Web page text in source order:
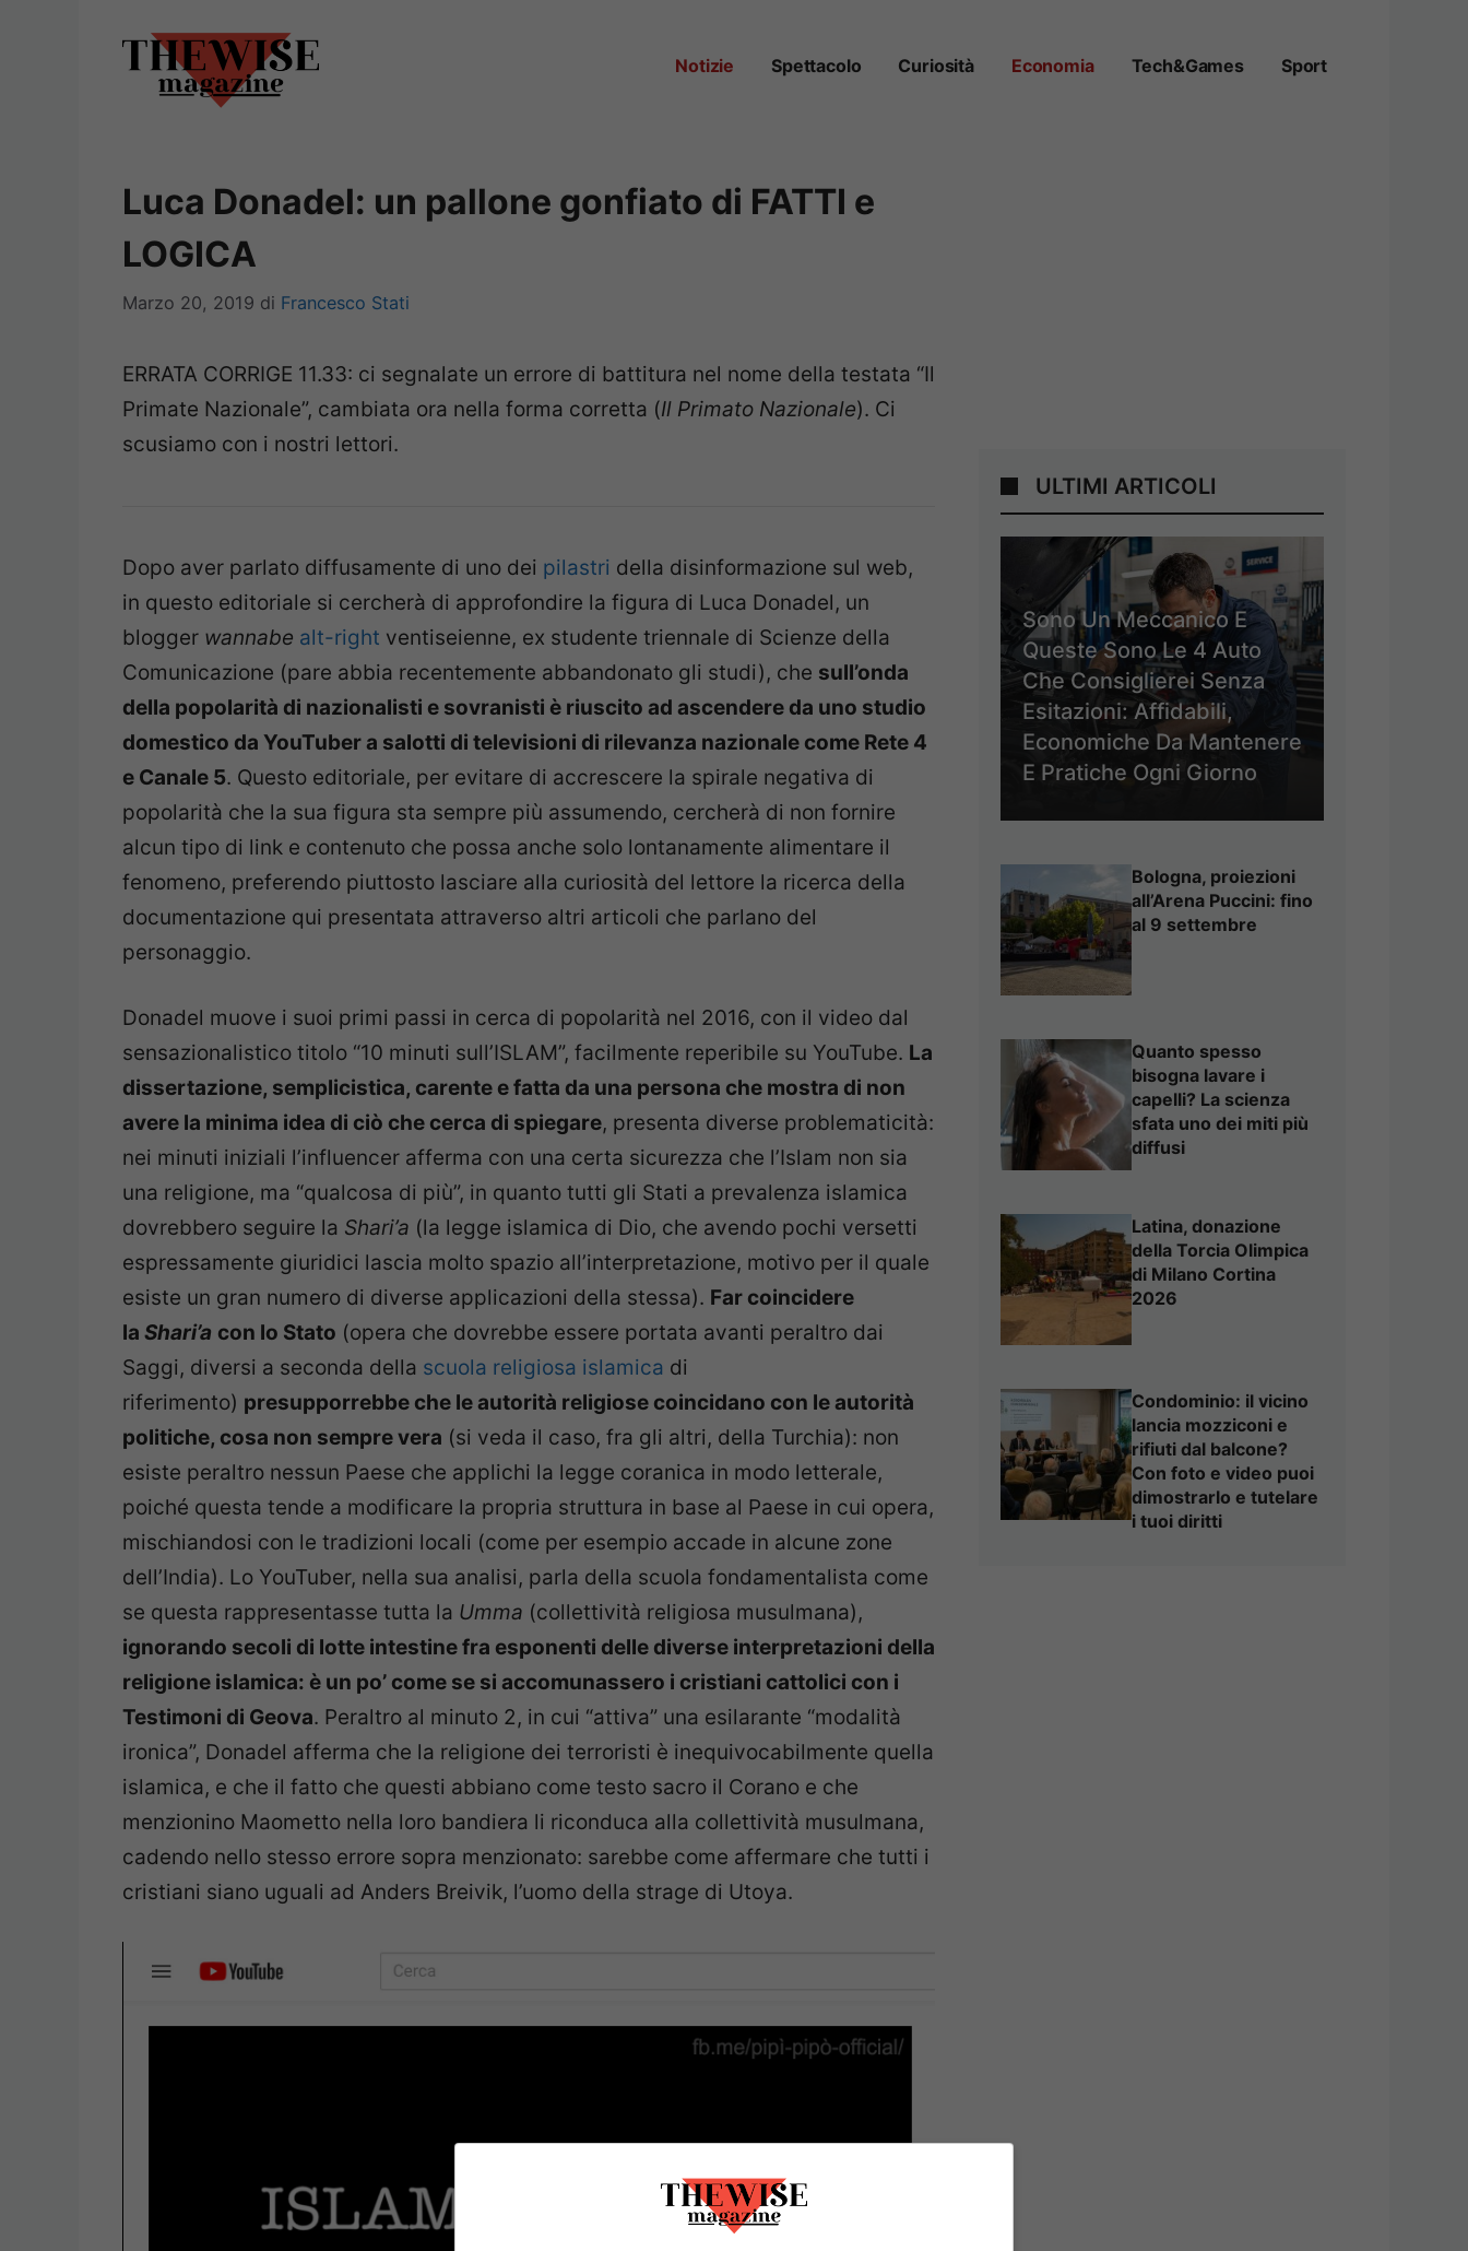
Notizie Spettacolo Curiosità Economia Tech&Games Sport
Luca Donadel: un pallone gonfiato di FATTI e
LOGICA
Marzo 20, 2019 di Francesco Stati
ERRATA CORRIGE 11.33: ci segnalate un errore di battitura nel nome della testata “Il
Primate Nazionale”, cambiata ora nella forma corretta (Il Primato Nazionale). Ci
scusiamo con i nostri lettori.
Dopo aver parlato diffusamente di uno dei pilastri della disinformazione sul web,
in questo editoriale si cercherà di approfondire la figura di Luca Donadel, un
blogger wannabe alt-right ventiseienne, ex studente triennale di Scienze della
Comunicazione (pare abbia recentemente abbandonato gli studi), che sull’onda
della popolarità di nazionalisti e sovranisti è riuscito ad ascendere da uno studio
domestico da YouTuber a salotti di televisioni di rilevanza nazionale come Rete 4
e Canale 5. Questo editoriale, per evitare di accrescere la spirale negativa di
popolarità che la sua figura sta sempre più assumendo, cercherà di non fornire
alcun tipo di link e contenuto che possa anche solo lontanamente alimentare il
fenomeno, preferendo piuttosto lasciare alla curiosità del lettore la ricerca della
documentazione qui presentata attraverso altri articoli che parlano del
personaggio.
Donadel muove i suoi primi passi in cerca di popolarità nel 2016, con il video dal
sensazionalistico titolo “10 minuti sull’ISLAM”, facilmente reperibile su YouTube. La
dissertazione, semplicistica, carente e fatta da una persona che mostra di non
avere la minima idea di ciò che cerca di spiegare, presenta diverse problematicità:
nei minuti iniziali l’influencer afferma con una certa sicurezza che l’Islam non sia
una religione, ma “qualcosa di più”, in quanto tutti gli Stati a prevalenza islamica
dovrebbero seguire la Shari’a (la legge islamica di Dio, che avendo pochi versetti
espressamente giuridici lascia molto spazio all’interpretazione, motivo per il quale
esiste un gran numero di diverse applicazioni della stessa). Far coincidere
la Shari’a con lo Stato (opera che dovrebbe essere portata avanti peraltro dai
Saggi, diversi a seconda della scuola religiosa islamica di
riferimento) presupporrebbe che le autorità religiose coincidano con le autorità
politiche, cosa non sempre vera (si veda il caso, fra gli altri, della Turchia): non
esiste peraltro nessun Paese che applichi la legge coranica in modo letterale,
poiché questa tende a modificare la propria struttura in base al Paese in cui opera,
mischiandosi con le tradizioni locali (come per esempio accade in alcune zone
dell’India). Lo YouTuber, nella sua analisi, parla della scuola fondamentalista come
se questa rappresentasse tutta la Umma (collettività religiosa musulmana),
ignorando secoli di lotte intestine fra esponenti delle diverse interpretazioni della
religione islamica: è un po’ come se si accomunassero i cristiani cattolici con i
Testimoni di Geova. Peraltro al minuto 2, in cui “attiva” una esilarante “modalità
ironica”, Donadel afferma che la religione dei terroristi è inequivocabilmente quella
islamica, e che il fatto che questi abbiano come testo sacro il Corano e che
menzionino Maometto nella loro bandiera li riconduca alla collettività musulmana,
cadendo nello stesso errore sopra menzionato: sarebbe come affermare che tutti i
cristiani siano uguali ad Anders Breivik, l’uomo della strage di Utoya.
ULTIMI ARTICOLI
Sono Un Meccanico E
Queste Sono Le 4 Auto
Che Consiglierei Senza
Esitazioni: Affidabili,
Economiche Da Mantenere
E Pratiche Ogni Giorno
Bologna, proiezioni
all’Arena Puccini: fino
al 9 settembre
Quanto spesso
bisogna lavare i
capelli? La scienza
sfata uno dei miti più
diffusi
Latina, donazione
della Torcia Olimpica
di Milano Cortina
2026
Condominio: il vicino
lancia mozziconi e
rifiuti dal balcone?
Con foto e video puoi
dimostrarlo e tutelare
i tuoi diritti